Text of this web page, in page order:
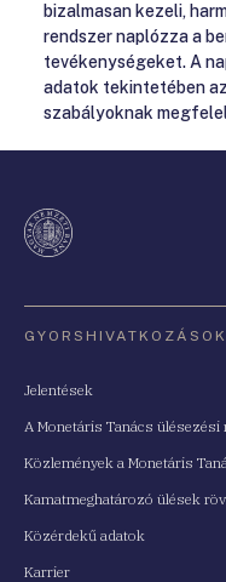
bizalmasan kezeli,
rendszer naplózza a
tevékenységeket. A
adatok tekintetében
szabályoknak
GYORSHIVATKOZÁSOK
Jelentések
A Monetáris Tanács ülésezési
Közlemények a Monetáris
Kamatmeghatározó ülések
Közérdekű adatok
Karrier